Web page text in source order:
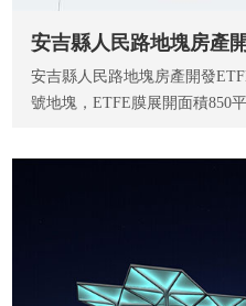
安吉縣人民路地塊房產
安吉縣人民路地塊房產開發
號地塊，ETFE膜展開面積850平